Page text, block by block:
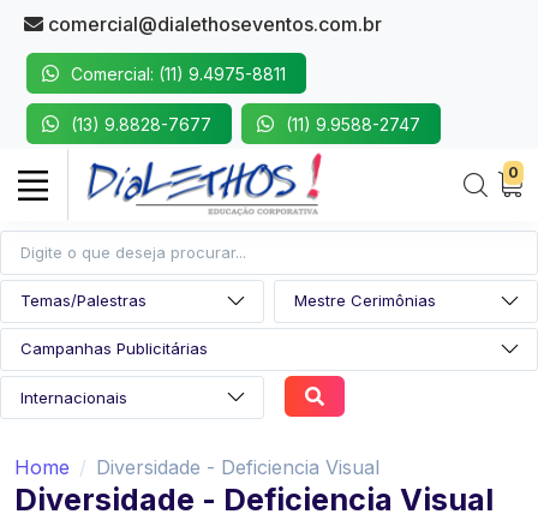
comercial@dialethoseventos.com.br
Comercial: (11) 9.4975-8811
(13) 9.8828-7677 (11) 9.9588-2747
0
Home Diversidade - Deficiencia Visual
Diversidade - Deficiencia Visual